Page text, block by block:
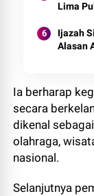
Lima
Ijazah
Alasan
Ia berharap
secara
dikenal
olahraga,
nasional.
Selanjutnya